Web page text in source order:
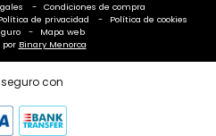
Condiciones de compra
de privacidad
Política de cookies
Mapa web
por Binary Menorca
con